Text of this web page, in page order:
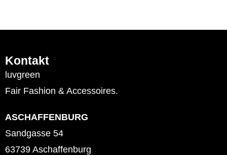
Kontakt
luvgreen
Fair Fashion & Accessoires.
ASCHAFFENBURG
Sandgasse 54
63739 Aschaffenburg